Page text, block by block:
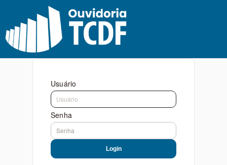
Usuário
Senha
Login